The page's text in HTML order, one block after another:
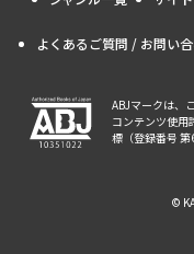
よくあるご質問 / お問い
ABJマークは、
コンテンツ使用
標（登録番号 第
©